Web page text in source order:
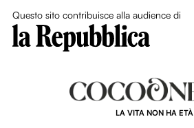
Questo sito contribuisce alla audience di
LA VITA NON HA ETÀ